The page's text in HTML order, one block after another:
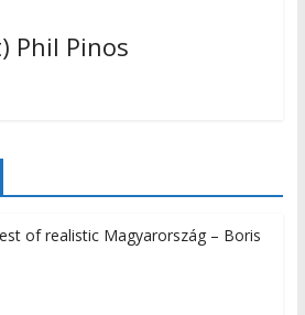
Phil Pinos
of realistic Magyarország – Boris